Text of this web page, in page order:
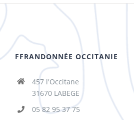
FFRANDONNÉE OCCITANIE
457 l'Occitane
31670 LABEGE
05 82 95 37 75